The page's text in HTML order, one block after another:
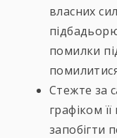
власних
помилки
Стежте за
графіком
запобігти